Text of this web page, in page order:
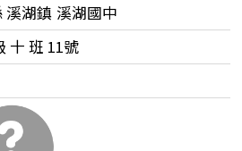
溪湖鎮 溪湖國中
十 班 11號